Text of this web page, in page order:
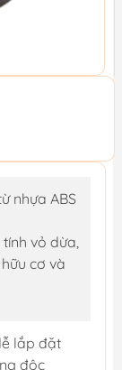
nhựa ABS
vỏ dừa,
cơ và
lắp đặt
độc